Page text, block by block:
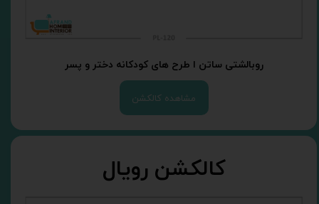
روبالشتی ساتن ا طرح های کودکانه دختر و پسر
مشاهده کالکشن
کالکشن رویال